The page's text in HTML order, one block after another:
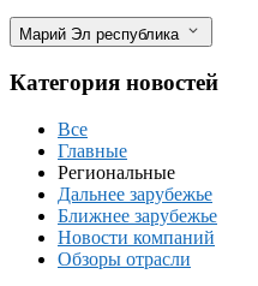
Марий Эл республика
Категория новостей
Все
Главные
Региональные
Дальнее зарубежье
Ближнее зарубежье
Новости компаний
Обзоры отрасли